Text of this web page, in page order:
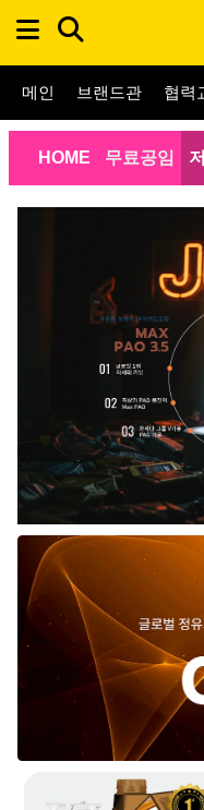
메인 브랜드관 협력
HOME 무료공임